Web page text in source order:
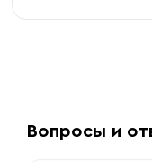
Вопросы и